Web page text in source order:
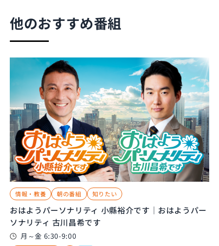
他のおすすめ番組
情報・教養 朝の番組 知りたい
おはようパーソナリティ 小縣裕介です｜おはようパー
ソナリティ 古川昌希です
月～金 6:30-9:00